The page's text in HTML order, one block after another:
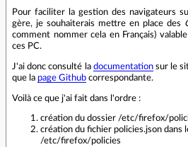
Pour faciliter la gestion des navigateurs
gère, je souhaiterais mettre en place des
comment nommer cela en Français)
ces PC.
J'ai donc consulté la documentationsur le
que la page Github correspondante.
Voilà ce que j'ai fait dans l'ordre :
création du dossier /etc/firefox/
création du fichier policies.json dans
/etc/firefox/policies